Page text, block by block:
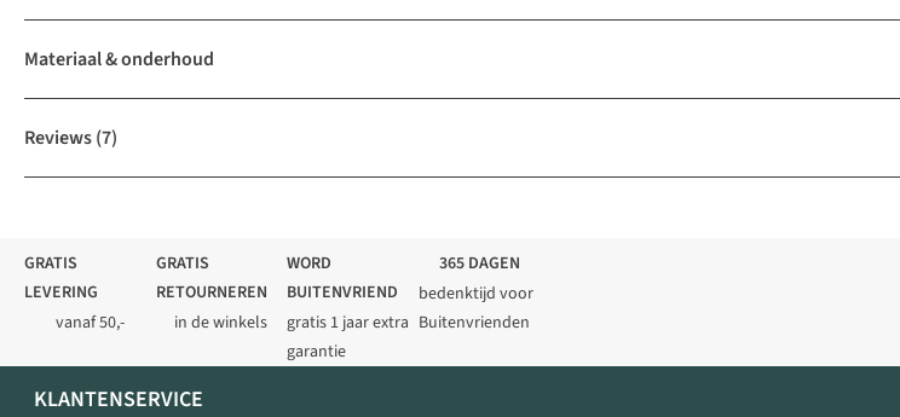
Materiaal & onderhoud
Reviews(7)
GRATIS
LEVERING
vanaf 50,-
GRATIS
RETOURNEREN
in de winkels
WORD
BUITENVRIEND
gratis 1 jaar extra
garantie
365 DAGEN
bedenktijd voor
Buitenvrienden
KLANTENSERVICE